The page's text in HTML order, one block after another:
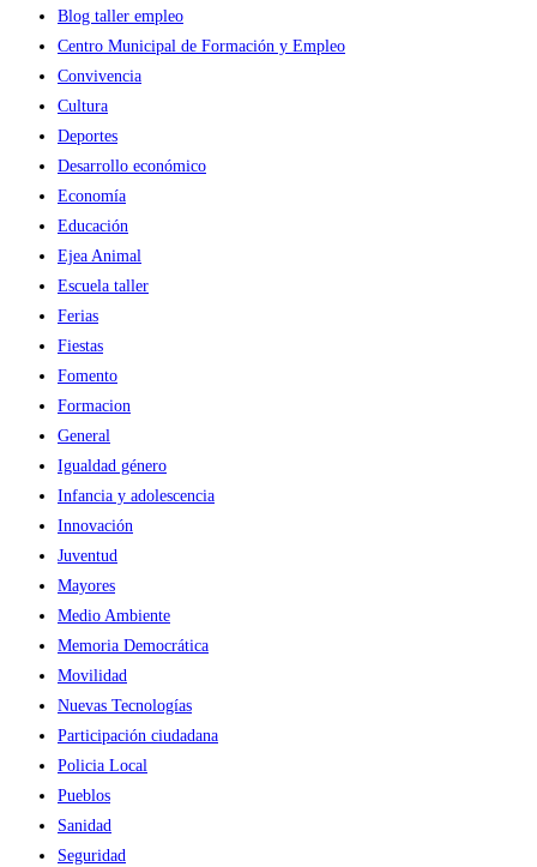
Blog taller empleo
Centro Municipal de Formación y Empleo
Convivencia
Cultura
Deportes
Desarrollo económico
Economía
Educación
Ejea Animal
Escuela taller
Ferias
Fiestas
Fomento
Formacion
General
Igualdad género
Infancia y adolescencia
Innovación
Juventud
Mayores
Medio Ambiente
Memoria Democrática
Movilidad
Nuevas Tecnologías
Participación ciudadana
Policia Local
Pueblos
Sanidad
Seguridad